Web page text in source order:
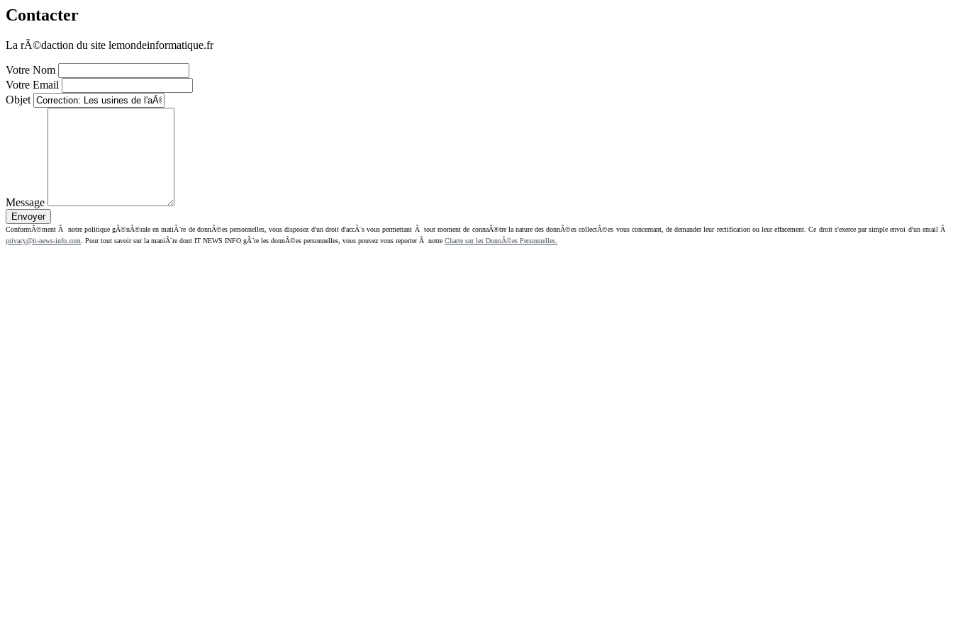
Contacter
La rÃ©daction du site lemondeinformatique.fr
Votre Nom
Votre Email
Objet
Message
ConformÃ©ment Ã notre politique gÃ©nÃ©rale en matiÃ¨re de donnÃ©es personnelles, vous disposez d'un droit d'accÃ¨s vous permettant Ã tout moment de connaÃ®tre la nature des donnÃ©es collectÃ©es vous concernant, de demander leur rectification ou leur effacement. Ce droit s'exerce par simple envoi d'un email Ã
privacy@it-news-info.com . Pour tout savoir sur la maniÃ¨re dont IT NEWS INFO gÃ¨re les donnÃ©es personnelles, vous pouvez vous reporter Ã notre Charte sur les DonnÃ©es Personnelles.